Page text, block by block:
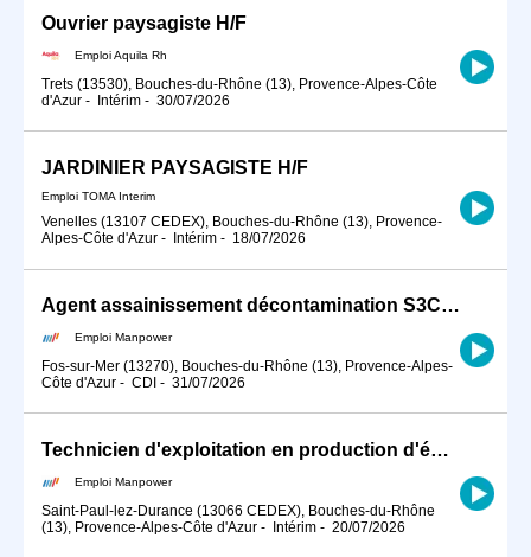
Ouvrier paysagiste H/F
Emploi Aquila Rh
Trets (13530), Bouches-du-Rhône (13), Provence-Alpes-Côte
d'Azur - Intérim - 30/07/2026
JARDINIER PAYSAGISTE H/F
Emploi TOMA Interim
Venelles (13107 CEDEX), Bouches-du-Rhône (13), Provence-
Alpes-Côte d'Azur - Intérim - 18/07/2026
Agent assainissement décontamination S3C (H/F)
Emploi Manpower
Fos-sur-Mer (13270), Bouches-du-Rhône (13), Provence-Alpes-
Côte d'Azur - CDI - 31/07/2026
Technicien d'exploitation en production d'énergie (H/F)
Emploi Manpower
Saint-Paul-lez-Durance (13066 CEDEX), Bouches-du-Rhône
(13), Provence-Alpes-Côte d'Azur - Intérim - 20/07/2026